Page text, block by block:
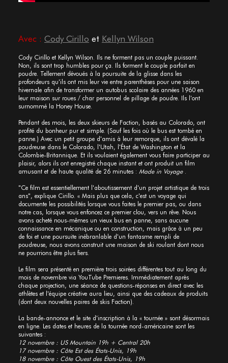
Avec : Cody Cirillo et Kellyn Wilson
Cody Cirillo et Kellyn Wilson. Ils ne forment pas un couple puissant.
Non, ils sont trop humbles pour ça. Ils forment le couple parfait en
poudre. Tellement dévoués à la poursuite de la glisse dans les
profondeurs qu'ils ont mis leur vie entre parenthèses pour une saison
hivernale afin de transformer un autobus scolaire des années 1960 en
leur maison sur roues / char personnel de pillage de poudre. Ils l'ont
surnommé la Honey House.
Pendant des mois, les deux skieurs de Faction, basés au Colorado, ont
profité du bonheur pur et simple. (Sauf les fois où le bus est tombé en
panne.) Avec un petit groupe d'amis à leur remorque, ils ont dévalé la
poudreuse dans le Colorado, l'Utah, l'État de Washington et la
Colombie-Britannique. Et ils voulaient également vous faire participer au
plaisir, alors ils ont enregistré chaque instant et ont produit un film
amusant et de haute qualité de 26 minutes : Made in Voyage.
"Ce film est essentiellement l'aboutissement d'un projet artistique de trois
ans", explique Cirillo. « Mais plus que cela, c'est un voyage qui
documente les possibilités lorsque vous faites le premier pas, ou dans
notre cas, lorsque vous enfoncez ce premier clou, vers un rêve. Nous
avons acheté nous-mêmes un vieux bus en panne, sans aucune
connaissance en mécanique ou en construction, mais grâce à un peu
de foi et une poursuite inébranlable d'un fantasme rempli de
poudreuse, nous avons construit une maison de ski roulant dont nous
ne pourrions être plus fiers.
Le film sera présenté en première trois soirées différentes tout au long du
mois de novembre via YouTube Premieres. Immédiatement après
chaque projection, une séance de questions-réponses en direct avec les
athlètes et l'équipe créative aura lieu, ainsi que des cadeaux de produits
(dont deux nouvelles paires de skis Faction).
La bande-annonce et le site d'inscription à la « tournée » sont désormais
en ligne. Les dates et heures de la tournée nord-américaine sont les
suivantes :
12 novembre : US Mountain 19h + Central 20h
17 novembre : Côte Est des États-Unis, 19h
18 novembre : Côte Ouest des États-Unis, 19h